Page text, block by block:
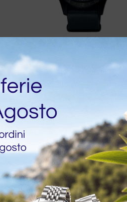
Seiko SSK025K1 5 Sport
GMT Nacht Automatik
€430,00